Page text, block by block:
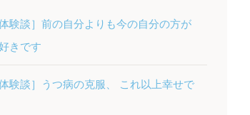
体験談］前の自分よりも今の自分の方が
きです
体験談］うつ病の克服、 これ以上幸せで